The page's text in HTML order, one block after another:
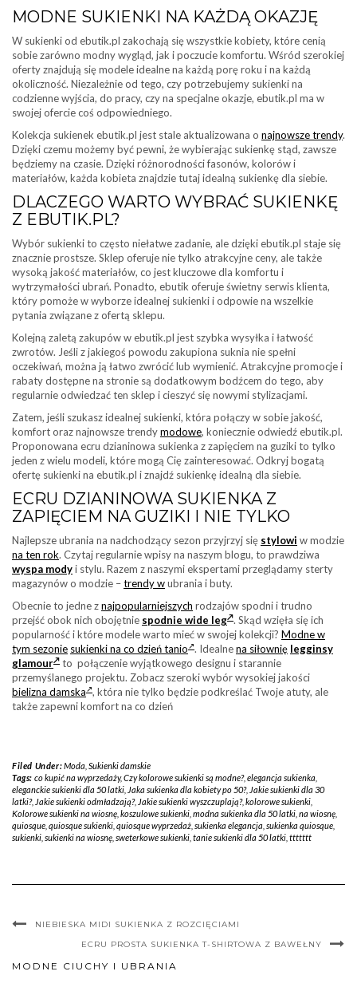
MODNE SUKIENKI NA KAŻDĄ OKAZJĘ
W sukienki od ebutik.pl zakochają się wszystkie kobiety, które cenią
sobie zarówno modny wygląd, jak i poczucie komfortu. Wśród szerokiej
oferty znajdują się modele idealne na każdą porę roku i na każdą
okoliczność. Niezależnie od tego, czy potrzebujemy sukienki na
codzienne wyjścia, do pracy, czy na specjalne okazje, ebutik.pl ma w
swojej ofercie coś odpowiedniego.
Kolekcja sukienek ebutik.pl jest stale aktualizowana o najnowsze trendy.
Dzięki czemu możemy być pewni, że wybierając sukienkę stąd, zawsze
będziemy na czasie. Dzięki różnorodności fasonów, kolorów i
materiałów, każda kobieta znajdzie tutaj idealną sukienkę dla siebie.
DLACZEGO WARTO WYBRAĆ SUKIENKĘ
Z EBUTIK.PL?
Wybór sukienki to często niełatwe zadanie, ale dzięki ebutik.pl staje się
znacznie prostsze. Sklep oferuje nie tylko atrakcyjne ceny, ale także
wysoką jakość materiałów, co jest kluczowe dla komfortu i
wytrzymałości ubrań. Ponadto, ebutik oferuje świetny serwis klienta,
który pomoże w wyborze idealnej sukienki i odpowie na wszelkie
pytania związane z ofertą sklepu.
Kolejną zaletą zakupów w ebutik.pl jest szybka wysyłka i łatwość
zwrotów. Jeśli z jakiegoś powodu zakupiona suknia nie spełni
oczekiwań, można ją łatwo zwrócić lub wymienić. Atrakcyjne promocje i
rabaty dostępne na stronie są dodatkowym bodźcem do tego, aby
regularnie odwiedzać ten sklep i cieszyć się nowymi stylizacjami.
Zatem, jeśli szukasz idealnej sukienki, która połączy w sobie jakość,
komfort oraz najnowsze trendymodowe, koniecznie odwiedź ebutik.pl.
Proponowana ecru dzianinowa sukienka z zapięciem na guziki to tylko
jeden z wielu modeli, które mogą Cię zainteresować. Odkryj bogatą
ofertę sukienki na ebutik.pl i znajdź sukienkę idealną dla siebie.
ECRU DZIANINOWA SUKIENKA Z
ZAPIĘCIEM NA GUZIKI I NIE TYLKO
Najlepsze ubrania na nadchodzący sezon przyjrzyj się stylowi w modzie
na ten rok. Czytaj regularnie wpisy na naszym blogu, to prawdziwa
wyspa modyi stylu. Razem z naszymi ekspertami przeglądamy sterty
magazynów o modzie –trendy wubrania i buty.
Obecnie to jedne znajpopularniejszych rodzajów spodni i trudno
przejść obok nich obojętnie spodnie wide leg . Skąd wzięła się ich
popularność i które modele warto mieć w swojej kolekcji? Modne w
tym sezonie sukienki na co dzień tanio . Idealnena siłownię legginsy
glamour
to połączenie wyjątkowego designu i starannie
przemyślanego projektu. Zobacz szeroki wybór wysokiej jakości
bielizna damska , która nie tylko będzie podkreślać Twoje atuty, ale
także zapewni komfort na co dzień
Filed Under:Moda Sukienki damskie
Tags: co kupić na wyprzedaży,Czy kolorowe sukienki są modne?, elegancja sukienka
eleganckie sukienki dla 50 latki Jaka sukienka dla kobiety po 50?, Jakie sukienki dla 30
latki?, Jakie sukienki odmładzają?, Jakie sukienki wyszczuplają?, kolorowe sukienki
Kolorowe sukienki na wiosnę koszulowe sukienki modna sukienka dla 50 latki na wiosnę
quiosque quiosque sukienki quiosque wyprzedaż sukienka elegancja sukienka quiosque
sukienki sukienki na wiosnę sweterkowe sukienki tanie sukienki dla 50 latki ttttttt
NIEBIESKA MIDI SUKIENKA Z ROZCIĘCIAMI
ECRU PROSTA SUKIENKA T-SHIRTOWA Z BAWEŁNY
MODNE CIUCHY I UBRANIA